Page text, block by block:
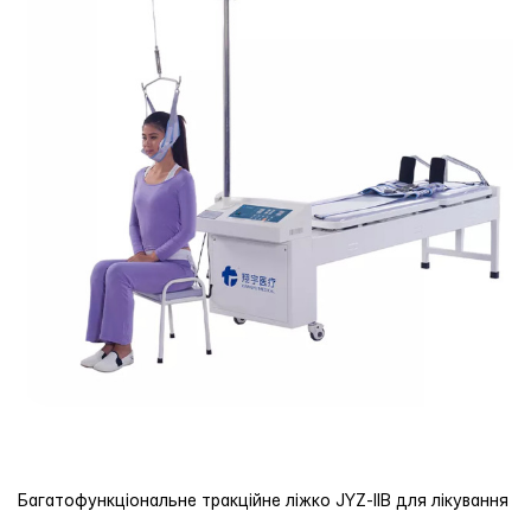
Багатофункціональне тракційне ліжко JYZ-IIB для лікування